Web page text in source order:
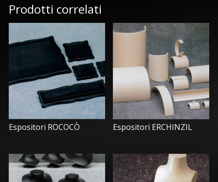
Prodotti correlati
Espositori ROCOCÒ Espositori ERCHINZIL